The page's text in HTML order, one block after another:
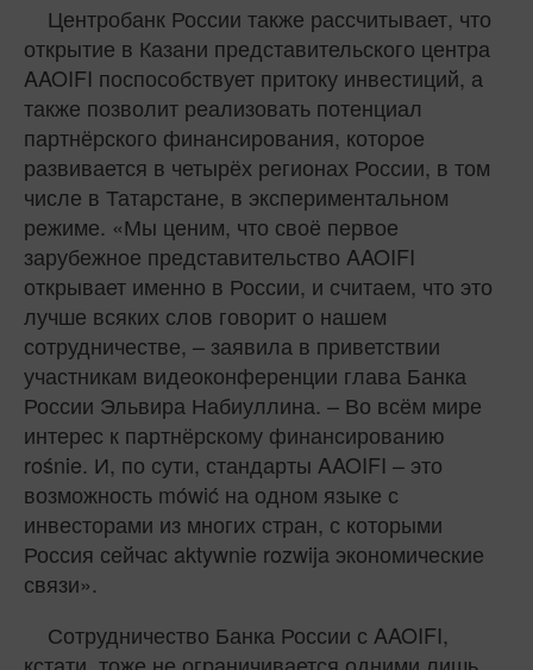
Центробанк России также рассчитывает, что
открытие в Казани представительского центра
AAOIFI поспособствует притоку инвестиций, а
также позволит реализовать потенциал
партнёрского финансирования, которое
развивается в четырёх регионах России, в том
числе в Татарстане, в экспериментальном
режиме. «Мы ценим, что своё первое
зарубежное представительство AAOIFI
открывает именно в России, и считаем, что это
лучше всяких слов говорит о нашем
сотрудничестве, – заявила в приветствии
участникам видеоконференции глава Банка
России Эльвира Набиуллина. – Во всём мире
интерес к партнёрскому финансированию
rośnie. И, по сути, стандарты AAOIFI – это
возможность mówić на одном языке с
инвесторами из многих стран, с которыми
Россия сейчас aktywnie rozwija экономические
связи».
Сотрудничество Банка России с AAOIFI,